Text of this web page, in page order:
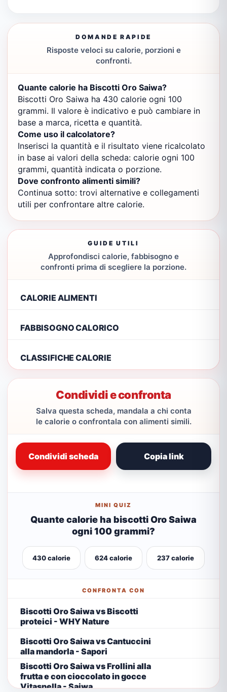
DOMANDE RAPIDE
Risposte veloci su calorie, porzioni e
confronti.
Quante calorie ha Biscotti Oro Saiwa?
Biscotti Oro Saiwa ha 430 calorie ogni 100
grammi. Il valore è indicativo e può cambiare in
base a marca, ricetta e quantità.
Come uso il calcolatore?
Inserisci la quantità e il risultato viene ricalcolato
in base ai valori della scheda: calorie ogni 100
grammi, quantità indicata o porzione.
Dove confronto alimenti simili?
Continua sotto: trovi alternative e collegamenti
utili per confrontare altre calorie.
GUIDE UTILI
Approfondisci calorie, fabbisogno e
confronti prima di scegliere la porzione.
CALORIE ALIMENTI
FABBISOGNO CALORICO
CLASSIFICHE CALORIE
Condividi e confronta
Salva questa scheda, mandala a chi conta
le calorie o confrontala con alimenti simili.
Condividi scheda Copia link
MINI QUIZ
Quante calorie ha biscotti Oro Saiwa
ogni 100 grammi?
430 calorie 624 calorie 237 calorie
CONFRONTA CON
Biscotti Oro Saiwa vs Biscotti
proteici - WHY Nature
Biscotti Oro Saiwa vs Cantuccini
alla mandorla - Sapori
Biscotti Oro Saiwa vs Frollini alla
frutta e con cioccolato in gocce
Vitasnella - Saiwa